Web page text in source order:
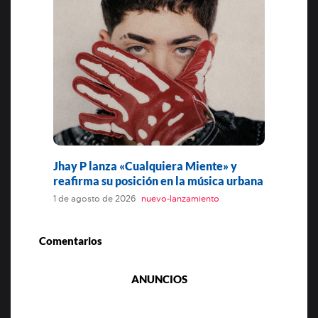
Jhay P lanza «Cualquiera Miente» y
reafirma su posición en la música urbana
1 de agosto de 2026 nuevo-lanzamiento
Comentarios
ANUNCIOS